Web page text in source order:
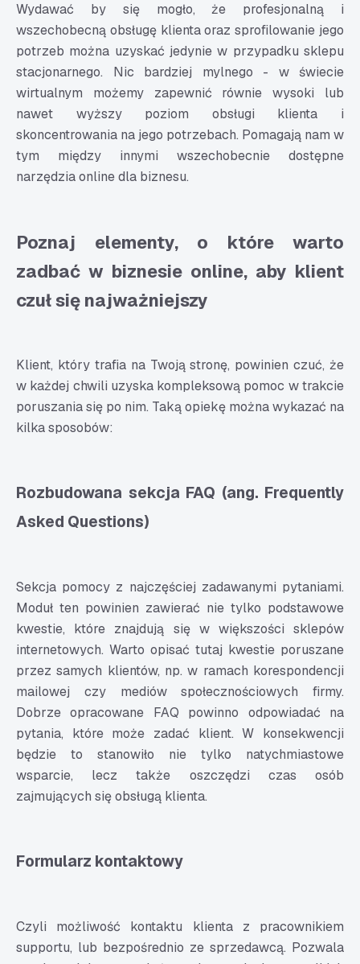
Wydawać by się mogło, że profesjonalną i
wszechobecną obsługę klienta oraz sprofilowanie jego
potrzeb można uzyskać jedynie w przypadku sklepu
stacjonarnego. Nic bardziej mylnego - w świecie
wirtualnym możemy zapewnić równie wysoki lub
nawet wyższy poziom obsługi klienta i
skoncentrowania na jego potrzebach. Pomagają nam w
tym między innymi wszechobecnie dostępne
narzędzia online dla biznesu.
Poznaj elementy, o które warto
zadbać w biznesie online, aby klient
czuł się najważniejszy
Klient, który trafia na Twoją stronę, powinien czuć, że
w każdej chwili uzyska kompleksową pomoc w trakcie
poruszania się po nim. Taką opiekę można wykazać na
kilka sposobów:
Rozbudowana sekcja FAQ (ang. Frequently
Asked Questions)
Sekcja pomocy z najczęściej zadawanymi pytaniami.
Moduł ten powinien zawierać nie tylko podstawowe
kwestie, które znajdują się w większości sklepów
internetowych. Warto opisać tutaj kwestie poruszane
przez samych klientów, np. w ramach korespondencji
mailowej czy mediów społecznościowych firmy.
Dobrze opracowane FAQ powinno odpowiadać na
pytania, które może zadać klient. W konsekwencji
będzie to stanowiło nie tylko natychmiastowe
wsparcie, lecz także oszczędzi czas osób
zajmujących się obsługą klienta.
Formularz kontaktowy
Czyli możliwość kontaktu klienta z pracownikiem
supportu, lub bezpośrednio ze sprzedawcą. Pozwala